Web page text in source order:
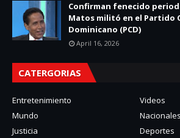
Confirman fenecido
Matos militó en el Partido
Dominicano (PCD)
April 16, 2026
CATERGORIAS
Entretenimiento
Videos
Mundo
Nacionales
Justicia
Deportes